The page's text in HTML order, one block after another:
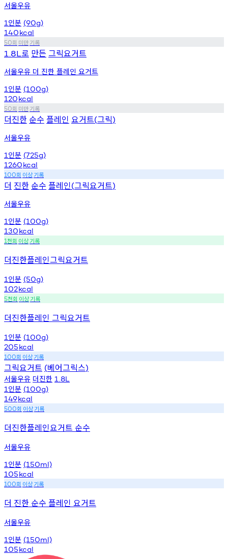
서울우유
1 인분 (90g)
140kcal
50회 미만기록
1.8L로 만든 그릭요거트
서울우유 더 진한 플레인 요거트
1 인분 (100g)
120kcal
50회 미만기록
더진한 순수 플레인 요거트(그릭)
서울우유
1 인분 (725g)
1260kcal
100회 이상기록
더 진한 순수 플레인(그릭요거트)
서울우유
1 인분 (100g)
130kcal
1천회 이상기록
더진한플레인그릭요거트
1 인분 (50g)
102kcal
5천회 이상기록
더진한플레인 그릭요거트
1 인분 (100g)
205kcal
100회 이상기록
그릭요거트 (베어그릭스)
서울우유 더진한 1.8L
1 인분 (100g)
149kcal
500회 이상기록
더진한플레인요거트 순수
서울우유
1 인분 (150ml)
105kcal
100회 이상기록
더 진한 순수 플레인 요거트
서울우유
1 인분 (150ml)
105kcal